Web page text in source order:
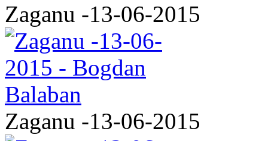
Zaganu -13-06-2015
Zaganu -13-06-2015